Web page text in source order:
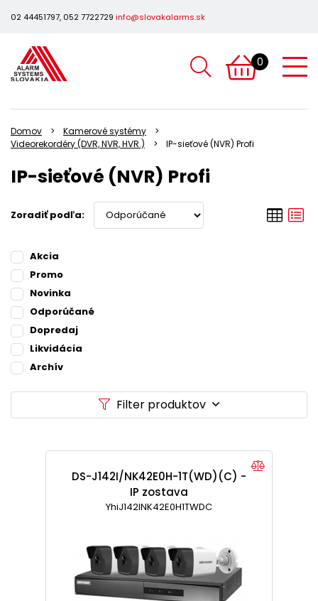
02 44451797, 052 7722729 info@slovakalarms.sk
0
Domov
Kamerové systémy
Videorekordéry (DVR, NVR, HVR.)
IP-sieťové (NVR) Profi
IP-sieťové (NVR) Profi
Zoradiť podľa:
Akcia
Promo
Novinka
Odporúčané
Dopredaj
Likvidácia
Archív
Filter produktov
DS-J142I/NK42E0H-1T(WD)(C) -
IP zostava
YhiJ142INK42E0H1TWDC